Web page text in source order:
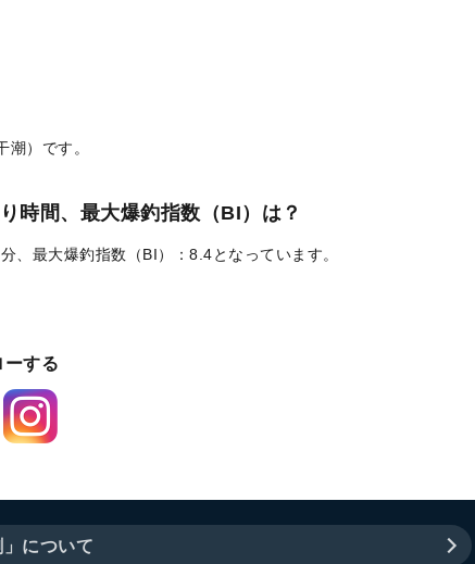
）です。
時間、最大爆釣指数（BI）は？
、最大爆釣指数（BI）：8.4となっています。
する
について